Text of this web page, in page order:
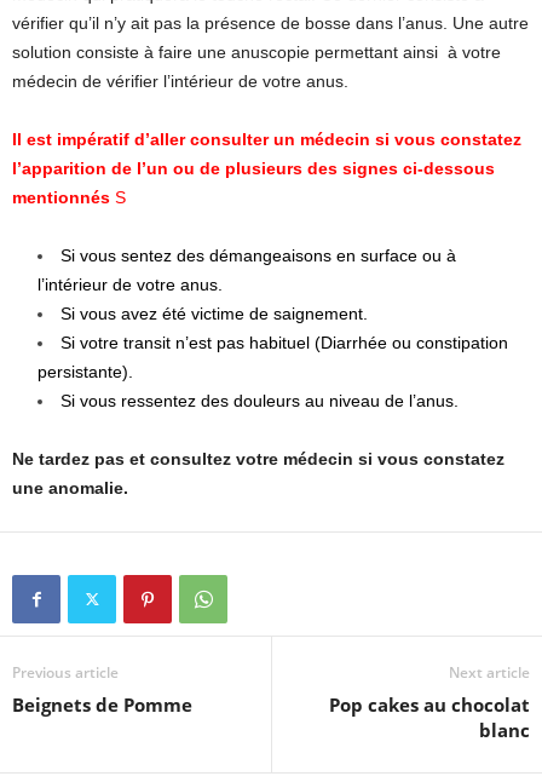
vérifier qu’il n’y ait pas la présence de bosse dans l’anus. Une autre
solution consiste à faire une anuscopie permettant ainsi à votre
médecin de vérifier l’intérieur de votre anus.
Il est impératif d’aller consulter un médecin si vous constatez
l’apparition de l’un ou de plusieurs des signes ci-dessous
mentionnés S
Si vous sentez des démangeaisons en surface ou à
l’intérieur de votre anus.
Si vous avez été victime de saignement.
Si votre transit n’est pas habituel (Diarrhée ou constipation
persistante).
Si vous ressentez des douleurs au niveau de l’anus.
Ne tardez pas et consultez votre médecin si vous constatez
une anomalie.
Previous article
Beignets de Pomme
Next article
Pop cakes au chocolat
blanc